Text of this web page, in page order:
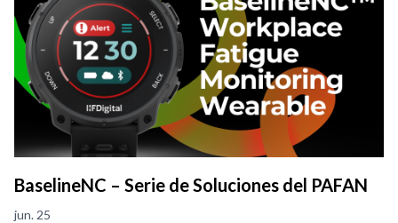
BaselineNC – Serie de Soluciones del PAFAN
jun. 25